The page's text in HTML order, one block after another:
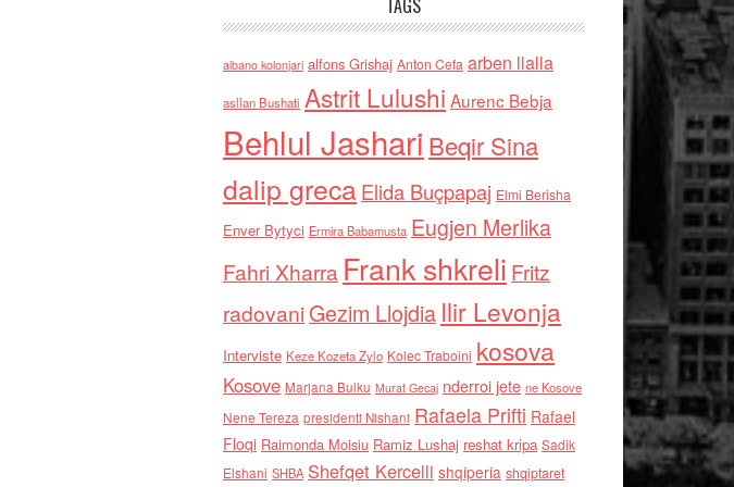
TAGS
albano kolonjari alfons Grishaj Anton Cefa arben llalla
asllan Bushati Astrit Lulushi Aurenc Bebja
Behlul Jashari Beqir Sina
dalip grecaElida Buçpapaj Elmi Berisha
Enver Bytyci Ermira Babamusta Eugjen Merlika
Fahri Xharra Frank shkreli Fritz
radovaniGezim Llojdia Ilir Levonja
Interviste Keze Kozeta Zylo Kolec Traboini kosova
Kosove Marjana Bulku Murat Gecaj nderroi jete ne Kosove
Nene Tereza presidenti Nishani Rafaela Prifti Rafael
Floqi Raimonda Moisiu Ramiz Lushaj reshat kripa Sadik
Elshani SHBA Shefqet Kercelli shqiperia shqiptaret